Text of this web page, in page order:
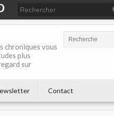
chroniques vous
plus
sur
Contact